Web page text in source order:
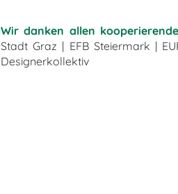
Wir danken allen
Stadt Graz | EFB Steiermark |
Designerkollektiv